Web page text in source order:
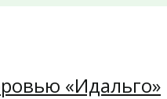
«Идальго»